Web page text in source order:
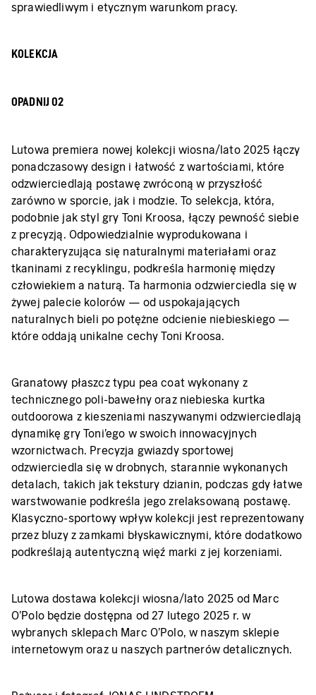
sprawiedliwym i etycznym warunkom pracy.
KOLEKCJA
OPADNIJ 02
Lutowa premiera nowej kolekcji wiosna/lato 2025 łączy
ponadczasowy design i łatwość z wartościami, które
odzwierciedlają postawę zwróconą w przyszłość
zarówno w sporcie, jak i modzie. To selekcja, która,
podobnie jak styl gry Toni Kroosa, łączy pewność siebie
z precyzją. Odpowiedzialnie wyprodukowana i
charakteryzująca się naturalnymi materiałami oraz
tkaninami z recyklingu, podkreśla harmonię między
człowiekiem a naturą. Ta harmonia odzwierciedla się w
żywej palecie kolorów — od uspokajających
naturalnych bieli po potężne odcienie niebieskiego —
które oddają unikalne cechy Toni Kroosa.
Granatowy płaszcz typu pea coat wykonany z
technicznego poli-bawełny oraz niebieska kurtka
outdoorowa z kieszeniami naszywanymi odzwierciedlają
dynamikę gry Toni'ego w swoich innowacyjnych
wzornictwach. Precyzja gwiazdy sportowej
odzwierciedla się w drobnych, starannie wykonanych
detalach, takich jak tekstury dzianin, podczas gdy łatwe
warstwowanie podkreśla jego zrelaksowaną postawę.
Klasyczno-sportowy wpływ kolekcji jest reprezentowany
przez bluzy z zamkami błyskawicznymi, które dodatkowo
podkreślają autentyczną więź marki z jej korzeniami.
Lutowa dostawa kolekcji wiosna/lato 2025 od Marc
O'Polo będzie dostępna od 27 lutego 2025 r. w
wybranych sklepach Marc O'Polo, w naszym sklepie
internetowym oraz u naszych partnerów detalicznych.